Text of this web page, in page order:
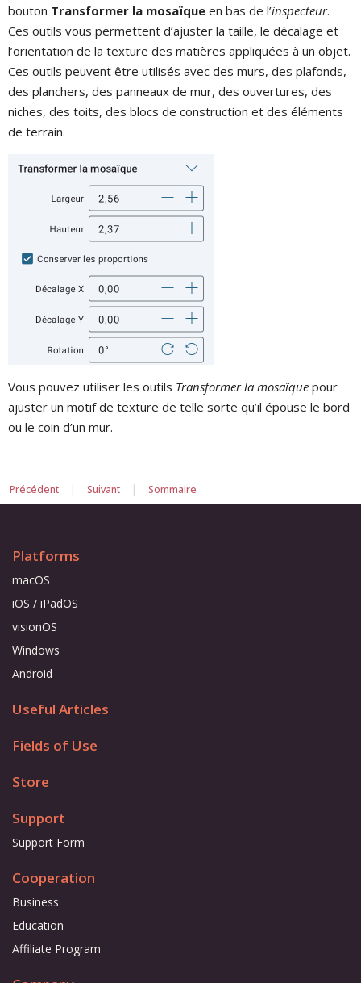
bouton Transformer la mosaïque en bas de l’inspecteur.
Ces outils vous permettent d’ajuster la taille, le décalage et
l’orientation de la texture des matières appliquées à un objet.
Ces outils peuvent être utilisés avec des murs, des plafonds,
des planchers, des panneaux de mur, des ouvertures, des
niches, des toits, des blocs de construction et des éléments
de terrain.
Vous pouvez utiliser les outils Transformer la mosaïque pour
ajuster un motif de texture de telle sorte qu’il épouse le bord
ou le coin d’un mur.
Précédent | Suivant | Sommaire
Platforms
macOS
iOS / iPadOS
visionOS
Windows
Android
Useful Articles
Fields of Use
Store
Support
Support Form
Cooperation
Business
Education
Affiliate Program